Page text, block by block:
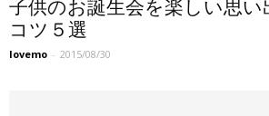
子供のお誕生会を楽しい思い
コツ５選
lovemo - 2015/08/30